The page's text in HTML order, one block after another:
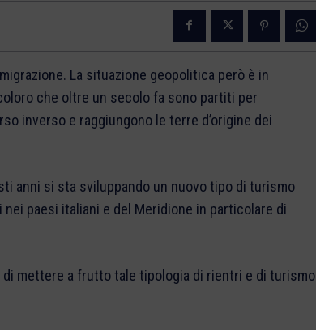
La situazione geopolitica però è in
che oltre un secolo fa sono partiti per
inverso e raggiungono le terre d’origine dei
anni si sta sviluppando un nuovo tipo di turismo
paesi italiani e del Meridione in particolare di
mettere a frutto tale tipologia di rientri e di turismo